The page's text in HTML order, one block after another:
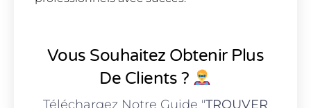
Vous Souhaitez Obtenir Plus
De Clients ?
Téléchargez Notre Guide "TROUVER